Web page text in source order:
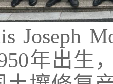
Joseph
年出生